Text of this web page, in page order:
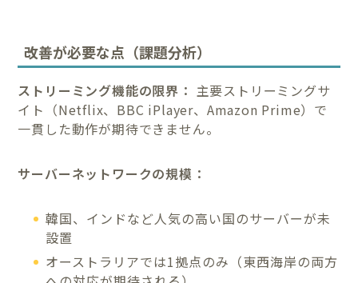
改善が必要な点（課題分析）
ストリーミング機能の限界： 主要ストリーミングサ
イト（Netflix、BBC iPlayer、Amazon Prime）で
一貫した動作が期待できません。
サーバーネットワークの規模：
韓国、インドなど人気の高い国のサーバーが未
設置
オーストラリアでは1拠点のみ（東西海岸の両方